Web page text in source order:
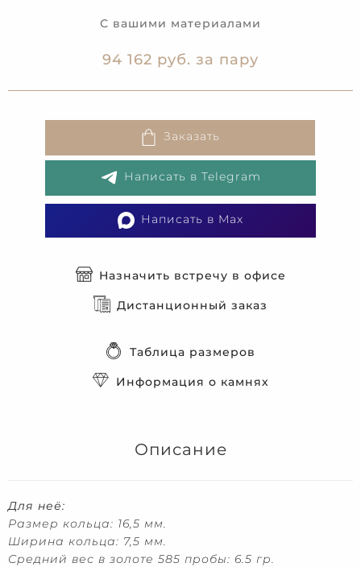
С вашими материалами
94 162 руб. за пару
Заказать
Написать в Telegram
Написать в Max
Назначить встречу в офисе
Дистанционный заказ
Таблица размеров
Информация о камнях
Описание
Для неё:
Размер кольца: 16,5 мм.
Ширина кольца: 7,5 мм.
Средний вес в золоте 585 пробы: 6.5 гр.